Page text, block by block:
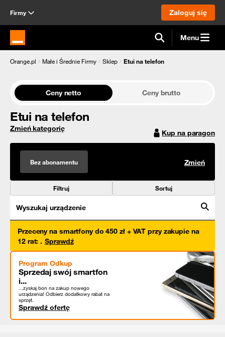
Firmy Zaloguj się
Strona główna Orange.pl Menu
Orange.pl Małe i Średnie Firmy Sklep Etui na telefon
Ceny netto Ceny brutto
Etui na telefon
Zmień kategorię Kup na paragon
Bez abonamentu Zmień
Filtruj Sortuj
Wyszukaj urządzenie
Przeceny na smartfony do 450 zł + VAT przy zakupie na
12 rat: . Sprawdź
Program Odkup
Sprzedaj swój smartfon
i...
...zyskaj bon na zakup nowego
urządzenia! Odbierz dodatkowy rabat na
sprzęt.
Sprawdź ofertę